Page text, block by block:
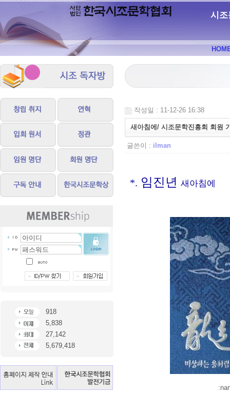
시조
918
5,838
27,142
5,679,418
작성일 : 11-12-26 16:38
새아침에/ 시조문학진흥회 회원
글쓴이 : ilman
*. 임진년 새아침에